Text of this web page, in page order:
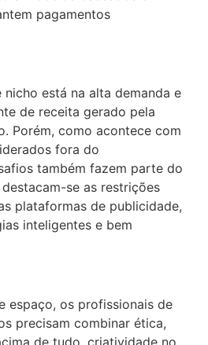
pagamentos
está na alta demanda e
de receita gerado pela
Porém, como acontece com
fora do
também fazem parte do
se as restrições
plataformas de publicidade,
inteligentes e bem
espaço, os profissionais de
precisam combinar ética,